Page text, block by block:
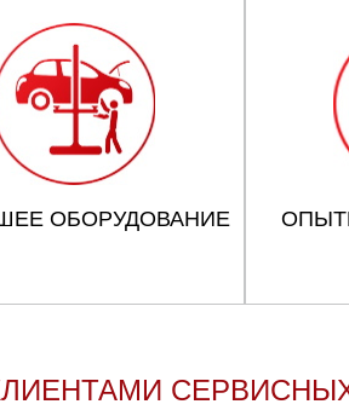
ОБОРУДОВАНИЕ